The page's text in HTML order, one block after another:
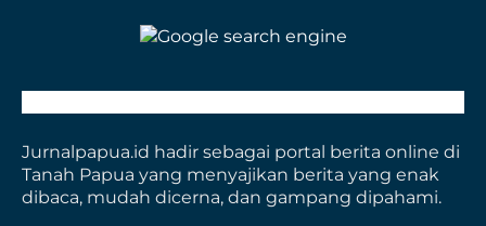
Jurnalpapua.id hadir sebagai portal berita online di
Tanah Papua yang menyajikan berita yang enak
dibaca, mudah dicerna, dan gampang dipahami.